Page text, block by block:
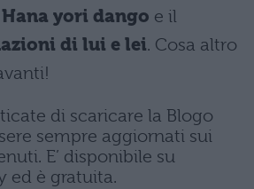
Hana yori dango e il
di lui e lei. Cosa altro
di scaricare la Blogo
sempre aggiornati sui
E’ disponibile su
ed è gratuita.